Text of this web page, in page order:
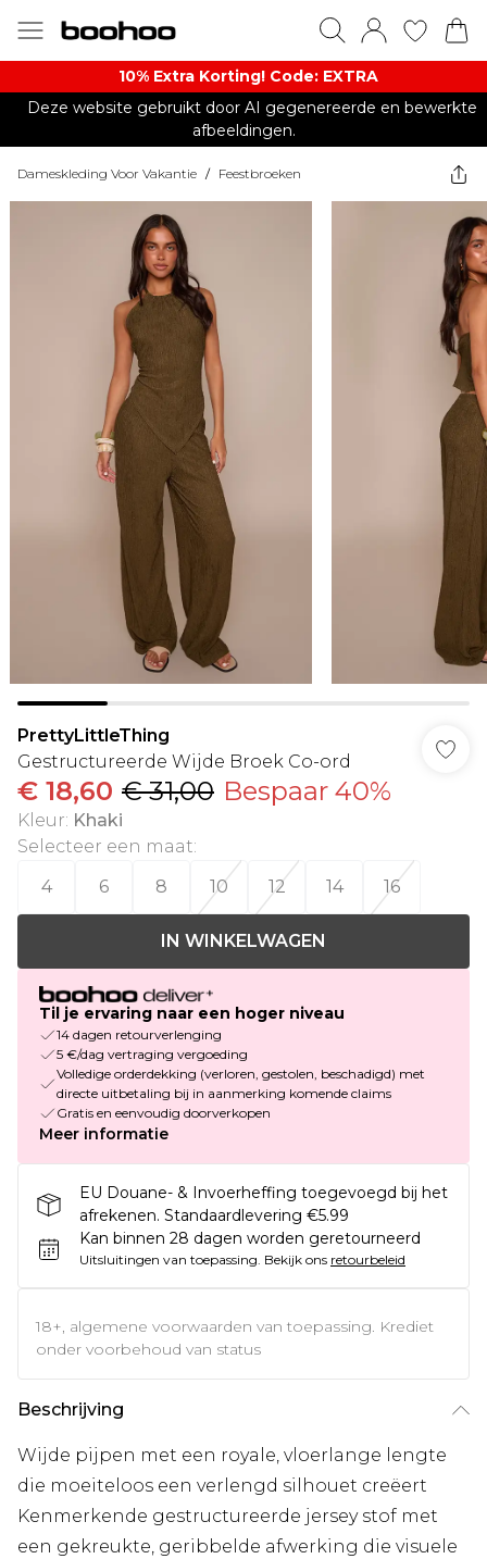
10% Extra Korting! Code: EXTRA​
Deze website gebruikt door AI gegenereerde en bewerkte
afbeeldingen.
Dameskleding Voor Vakantie / Feestbroeken
PrettyLittleThing
Gestructureerde Wijde Broek Co-ord
€ 18,60 € 31,00 Bespaar 40%
Kleur: Khaki
Selecteer een maat:
4
6 8 10 12 14 16
IN WINKELWAGEN
Til je ervaring naar een hoger niveau
14 dagen retourverlenging
5 €/dag vertraging vergoeding
Volledige orderdekking (verloren, gestolen, beschadigd) met
directe uitbetaling bij in aanmerking komende claims
Gratis en eenvoudig doorverkopen
Meer informatie
EU Douane- & Invoerheffing toegevoegd bij het
afrekenen. Standaardlevering €5.99
Kan binnen 28 dagen worden geretourneerd
Uitsluitingen van toepassing. Bekijk ons retourbeleid
18+, algemene voorwaarden van toepassing. Krediet
onder voorbehoud van status
Beschrijving
Wijde pijpen met een royale, vloerlange lengte
die moeiteloos een verlengd silhouet creëert
Kenmerkende gestructureerde jersey stof met
een gekreukte, geribbelde afwerking die visuele